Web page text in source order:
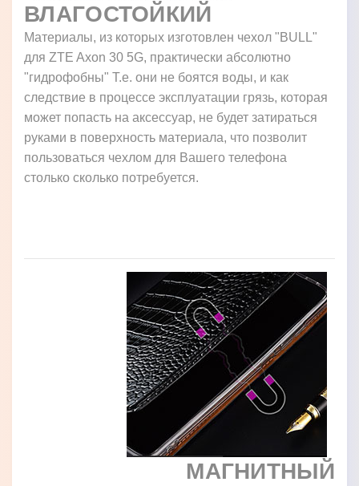
ВЛАГОСТОЙКИЙ
Материалы, из которых изготовлен чехол "BULL"
для ZTE Axon 30 5G, практически абсолютно
"гидрофобны" Т.е. они не боятся воды, и как
следствие в процессе эксплуатации грязь, которая
может попасть на аксессуар, не будет затираться
руками в поверхность материала, что позволит
пользоваться чехлом для Вашего телефона
столько сколько потребуется.
МАГНИТНЫЙ